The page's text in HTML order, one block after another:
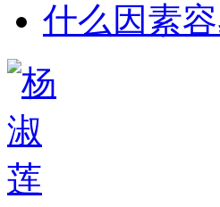
什么因素